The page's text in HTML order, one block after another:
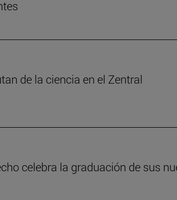
de la ciencia en el Zentral
celebra la graduación de sus